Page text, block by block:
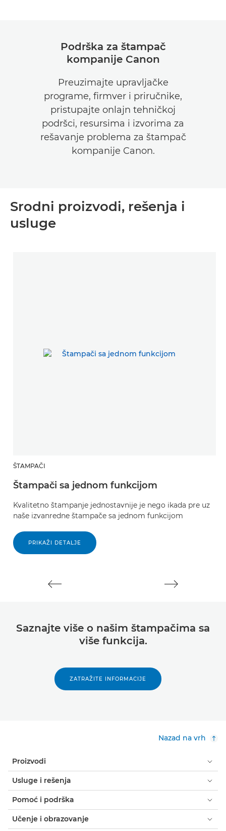
Podrška za štampač
kompanije Canon
Preuzimajte upravljačke
programe, firmver i priručnike,
pristupajte onlajn tehničkoj
podršci, resursima i izvorima za
rešavanje problema za štampač
kompanije Canon.
Srodni proizvodi, rešenja i
usluge
ŠTAMPAČI
Štampači sa jednom funkcijom
Kvalitetno štampanje jednostavnije je nego ikada pre uz
naše izvanredne štampače sa jednom funkcijom
PRIKAŽI DETALJE
Saznajte više o našim štampačima sa
više funkcija.
ZATRAŽITE INFORMACIJE
Nazad na vrh
Proizvodi
Usluge i rešenja
Pomoć i podrška
Učenje i obrazovanje